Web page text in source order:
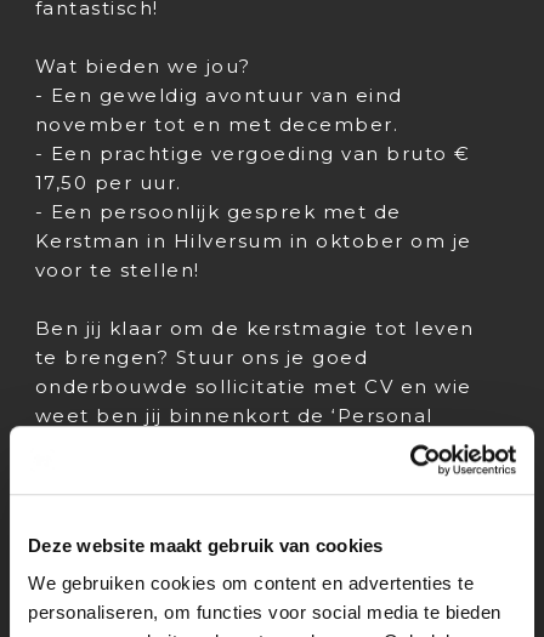
Deze website maakt gebruik van cookies
We gebruiken cookies om content en advertenties te
personaliseren, om functies voor social media te bieden
fantastisch!
Wat bieden we jou?
- Een geweldig avontuur van eind
november tot en met december.
- Een prachtige vergoeding van bruto €
17,50 per uur.
- Een persoonlijk gesprek met de
Kerstman in Hilversum in oktober om je
voor te stellen!
Ben jij klaar om de kerstmagie tot leven
te brengen? Stuur ons je goed
onderbouwde sollicitatie met CV en wie
weet ben jij binnenkort de ‘Personal
Solliciteren kan tot en met 20 oktober
Emailadres: info@mediastages.nl
Locatie gesprek: Hilversum